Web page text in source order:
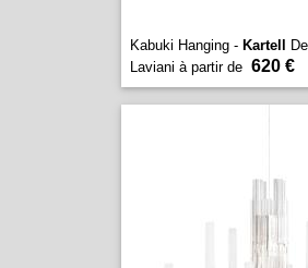
Kabuki Hanging - Kartell
Laviani à partir de 620 €